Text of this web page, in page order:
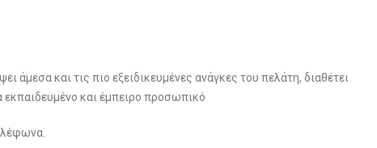
άμεσα και τις πιο εξειδικευμένες ανάγκες του πελάτη, διαθέτει
εκπαιδευμένο και έμπειρο προσωπικό